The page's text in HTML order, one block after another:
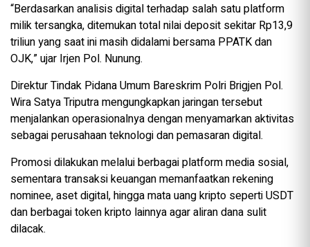
“Berdasarkan analisis digital terhadap salah satu platform
milik tersangka, ditemukan total nilai deposit sekitar Rp13,9
triliun yang saat ini masih didalami bersama PPATK dan
OJK,” ujar Irjen Pol. Nunung.
Direktur Tindak Pidana Umum Bareskrim Polri Brigjen Pol.
Wira Satya Triputra mengungkapkan jaringan tersebut
menjalankan operasionalnya dengan menyamarkan aktivitas
sebagai perusahaan teknologi dan pemasaran digital.
Promosi dilakukan melalui berbagai platform media sosial,
sementara transaksi keuangan memanfaatkan rekening
nominee, aset digital, hingga mata uang kripto seperti USDT
dan berbagai token kripto lainnya agar aliran dana sulit
dilacak.